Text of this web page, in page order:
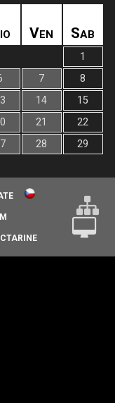
Ven Sab
1
7
8
14
15
21
22
28
29